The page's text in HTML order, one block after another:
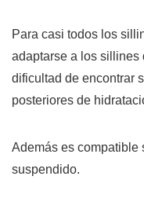
Para casi todos los
adaptarse a los sillines
dificultad de encontrar
posteriores de
Además es compatible
suspendido.